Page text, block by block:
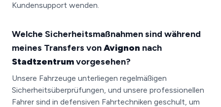
Kundensupport wenden.
Welche Sicherheitsmaßnahmen sind während
meines Transfers vonAvignon nach
Stadtzentrumvorgesehen?
Unsere Fahrzeuge unterliegen regelmäßigen
Sicherheitsüberprüfungen, und unsere professionellen
Fahrer sind in defensiven Fahrtechniken geschult, um